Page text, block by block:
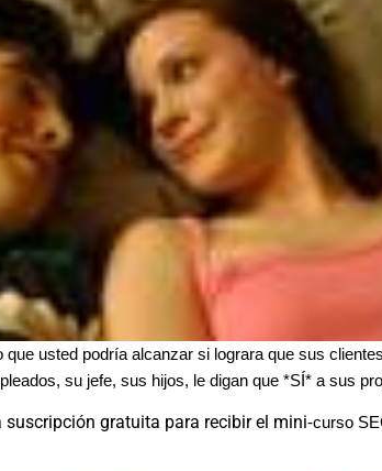
que usted podría alcanzar si lograra que sus
su jefe, sus hijos, le digan que *SÍ* a sus
suscripción gratuita para recibir el mini-curso